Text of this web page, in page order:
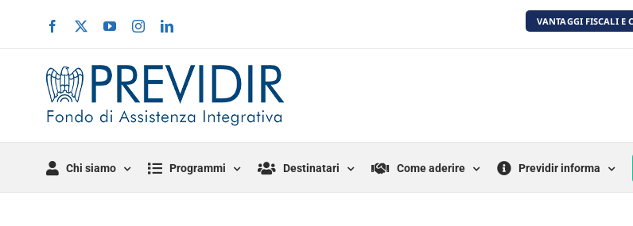
contenuto
Facebook
X YouTubeInstagramLinkedIn VANTAGGI FISCALI E
Chi siamo Programmi Destinatari Come aderire Previdir informa